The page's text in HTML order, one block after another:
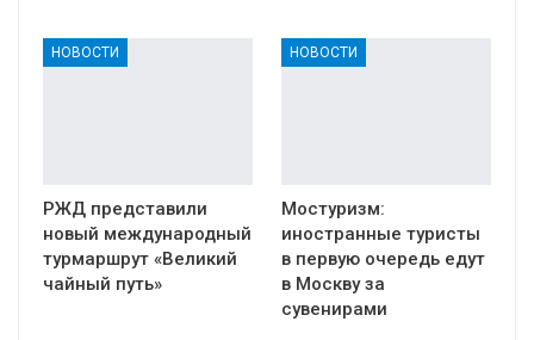
НОВОСТИ
РЖД представили
новый международный
турмаршрут «Великий
чайный путь»
НОВОСТИ
Мостуризм:
иностранные туристы
в первую очередь едут
в Москву за
сувенирами